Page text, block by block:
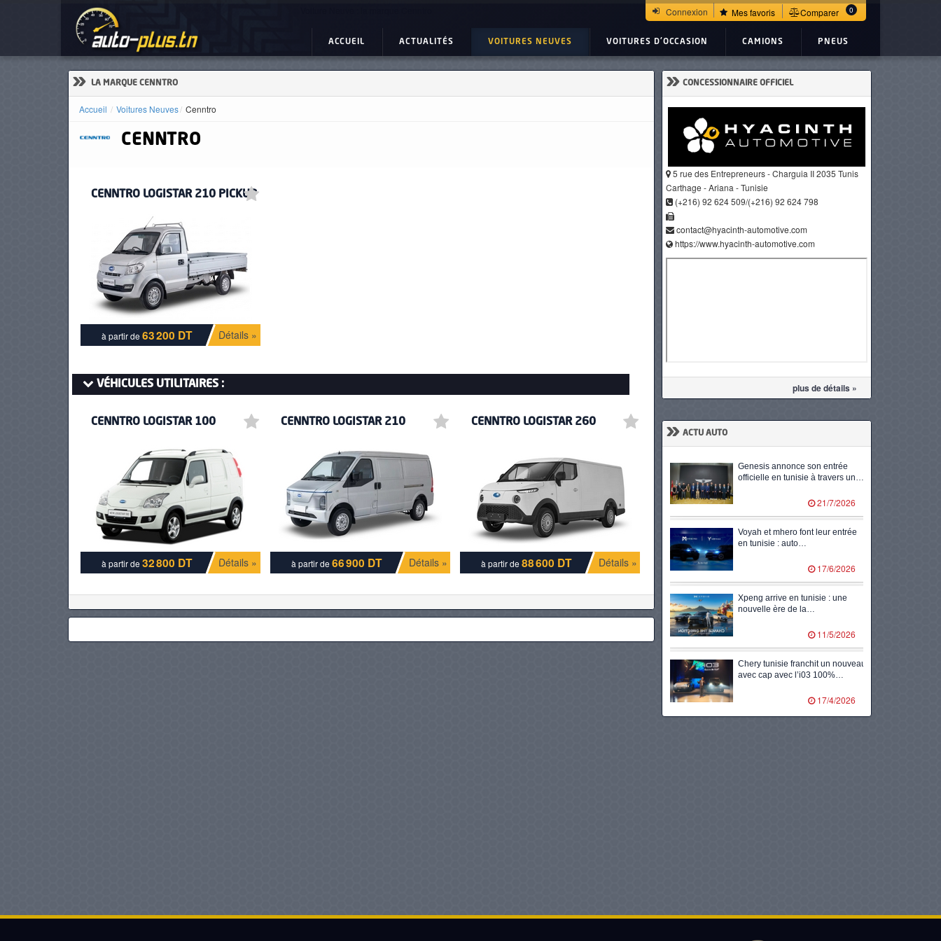
Connexion Mes favoris Comparer 0
ACCUEIL ACTUALITÉS VOITURES NEUVES VOITURES D'OCCASION CAMIONS PNEUS
» LA MARQUE CENNTRO
Accueil Voitures Neuves Cenntro
CENNTRO
CENNTRO LOGISTAR 210 PICKUP
à partir de63 200 DT Détails »
VÉHICULES UTILITAIRES :
CENNTRO LOGISTAR 100
à partir de32 800 DT Détails »
CENNTRO LOGISTAR 210
à partir de66 900 DT Détails »
CENNTRO LOGISTAR 260
à partir de88 600 DT Détails »
» CONCESSIONNAIRE OFFICIEL
5 rue des Entrepreneurs - Charguia II 2035 Tunis
Carthage - Ariana - Tunisie
(+216) 92 624 509/(+216) 92 624 798
contact@hyacinth-automotive.com
https://www.hyacinth-automotive.com
plus de détails »
» ACTU AUTO
Genesis annonce son entrée
officielle en tunisie à travers un…
21/7/2026
Voyah et mhero font leur entrée
en tunisie : auto…
17/6/2026
Xpeng arrive en tunisie : une
nouvelle ère de la…
11/5/2026
Chery tunisie franchit un nouveau
avec cap avec l’i03 100%…
17/4/2026
grâce à des solutions…
ACTUALITÉS
VOITURES